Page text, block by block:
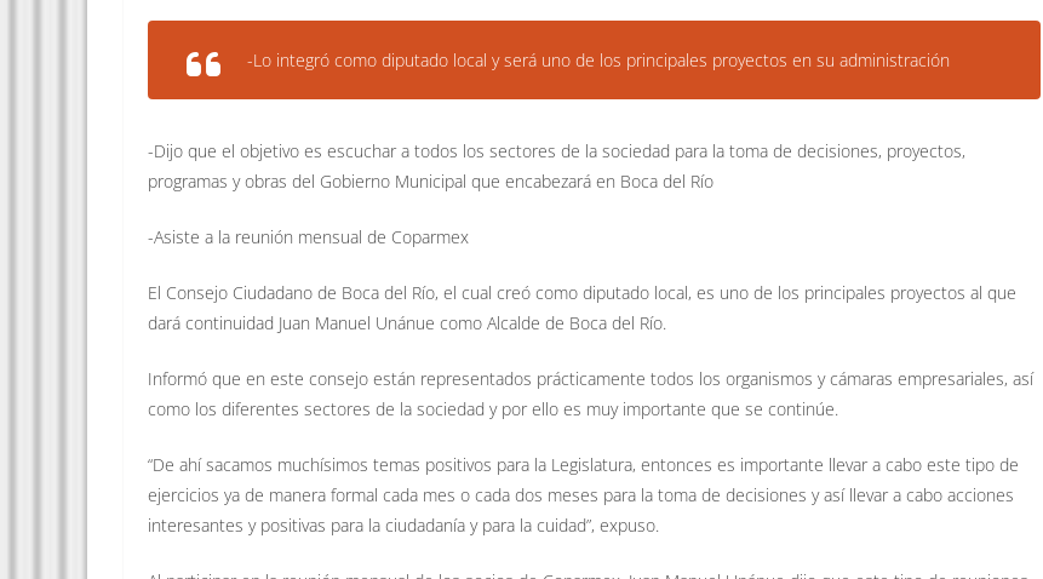
-Lo integró como diputado local y será uno de los principales proyectos en su administración
-Dijo que el objetivo es escuchar a todos los sectores de la sociedad para la toma de decisiones, proyectos,
programas y obras del Gobierno Municipal que encabezará en Boca del Río
-Asiste a la reunión mensual de Coparmex
El Consejo Ciudadano de Boca del Río, el cual creó como diputado local, es uno de los principales proyectos al que
dará continuidad Juan Manuel Unánue como Alcalde de Boca del Río.
Informó que en este consejo están representados prácticamente todos los organismos y cámaras empresariales, así
como los diferentes sectores de la sociedad y por ello es muy importante que se continúe.
“De ahí sacamos muchísimos temas positivos para la Legislatura, entonces es importante llevar a cabo este tipo de
ejercicios ya de manera formal cada mes o cada dos meses para la toma de decisiones y así llevar a cabo acciones
interesantes y positivas para la ciudadanía y para la cuidad”, expuso.